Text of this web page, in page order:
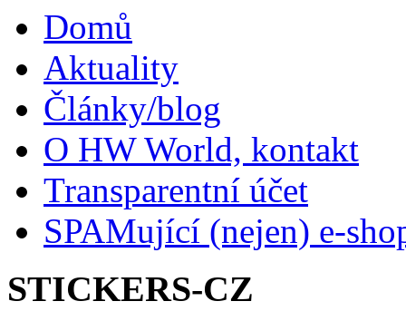
Domů
Aktuality
Články/blog
O HW World, kontakt
Transparentní účet
SPAMující (nejen) e-
STICKERS-CZ